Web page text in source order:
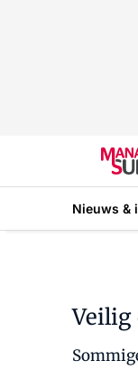
Nieuws &
Veilig